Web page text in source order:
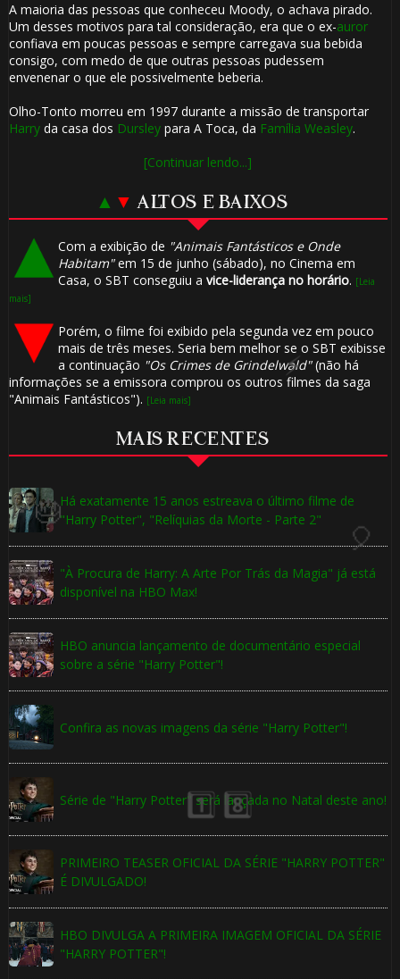
A maioria das pessoas que conheceu Moody, o achava pirado.
Um desses motivos para tal consideração, era que o ex-auror
confiava em poucas pessoas e sempre carregava sua bebida
consigo, com medo de que outras pessoas pudessem
envenenar o que ele possivelmente beberia.
Olho-Tonto morreu em 1997 durante a missão de transportar
Harryda casa dos Dursleypara A Toca, da Família Weasley.
[Continuar lendo...]
▲ ▼ ALTOS E BAIXOS
Com a exibição de "Animais Fantásticos e Onde
Habitam"em 15 de junho (sábado), no Cinema em
Casa, o SBT conseguiu a vice-liderança no horário. [Leia
mais]
Porém, o filme foi exibido pela segunda vez em pouco
mais de três meses. Seria bem melhor se o SBT exibisse
a continuação "Os Crimes de Grindelwald"(não há
informações se a emissora comprou os outros filmes da saga
"Animais Fantásticos"). [Leia mais]
MAIS RECENTES
Há exatamente 15 anos estreava o último filme de
"Harry Potter", "Relíquias da Morte - Parte 2"
"À Procura de Harry: A Arte Por Trás da Magia" já está
disponível na HBO Max!
HBO anuncia lançamento de documentário especial
sobre a série "Harry Potter"!
Confira as novas imagens da série "Harry Potter"!
Série de "Harry Potter" será lançada no Natal deste ano!
PRIMEIRO TEASER OFICIAL DA SÉRIE "HARRY POTTER"
É DIVULGADO!
HBO DIVULGA A PRIMEIRA IMAGEM OFICIAL DA SÉRIE
"HARRY POTTER"!
⚡
⚡